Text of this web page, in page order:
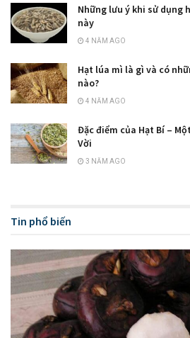
Những lưu ý khi sử dụng
này
4 NĂM AGO
Hạt lúa mì là gì và có
nào?
4 NĂM AGO
Đặc điểm của Hạt Bí –
Vời
3 NĂM AGO
Tin phổ biến